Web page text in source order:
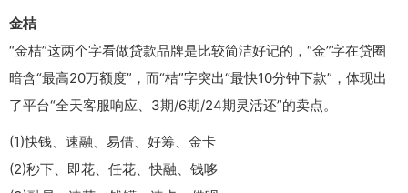
金桔
“金桔”这两个字看做贷款品牌是比较简洁好记的，“金”字在贷圈
暗含“最高20万额度”，而“桔”字突出“最快10分钟下款”，体现出
了平台“全天客服响应、3期/6期/24期灵活还”的卖点。
(1)快钱、速融、易借、好筹、金卡
(2)秒下、即花、任花、快融、钱哆